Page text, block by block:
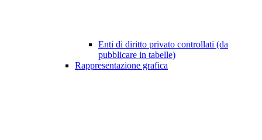
Enti di diritto privato controllati (da
pubblicare in tabelle)
Rappresentazione grafica